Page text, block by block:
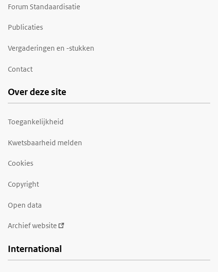
Forum Standaardisatie
Publicaties
Vergaderingen en -stukken
Contact
Over deze site
Toegankelijkheid
Kwetsbaarheid melden
Cookies
Copyright
Open data
Archief website
International